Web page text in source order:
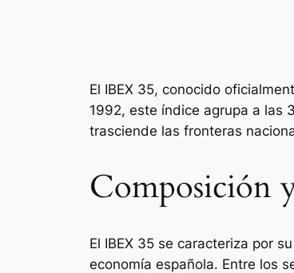
El IBEX 35, conocido
1992, este índice agrupa a las
trasciende las fronteras
Composición
El IBEX 35 se caracteriza por
economía española. Entre los